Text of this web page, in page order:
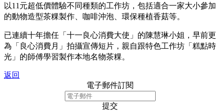
以11元超低價體驗不同種類的工作坊，包括適合一家大小參加
的動物造型茶粿製作、咖啡沖泡、環保種植香菇等。
已連續十年擔任「十一良心消費大使」的陳慧琳小姐，早前更
為「良心消費月」拍攝宣傳短片，親自跟特色工作坊「糕點時
光」的師傅學習製作本地名物茶粿。
返回
電子郵件訂閱
提交